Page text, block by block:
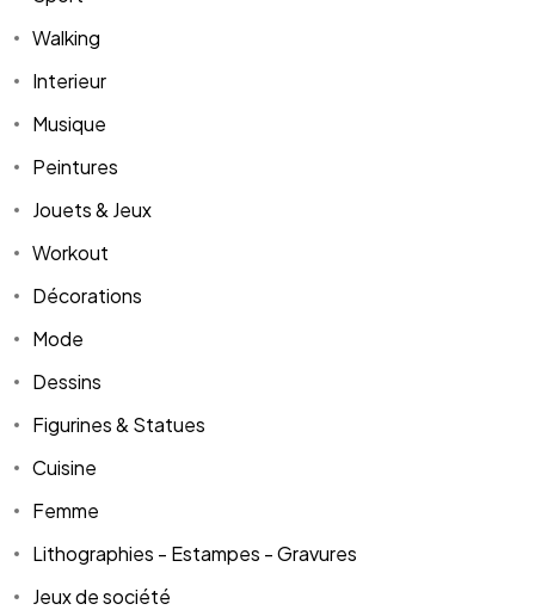
Walking
Interieur
Musique
Peintures
Jouets & Jeux
Workout
Décorations
Mode
Dessins
Figurines & Statues
Cuisine
Femme
Lithographies - Estampes - Gravures
Jeux de société